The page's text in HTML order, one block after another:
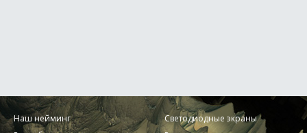
Наш нейминг
Светодиодные экраны